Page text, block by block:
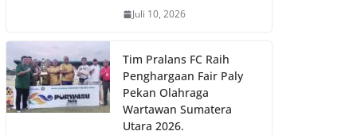
Juli 10, 2026
Tim Pralans FC Raih
Penghargaan Fair Paly
Pekan Olahraga
Wartawan Sumatera
Utara 2026.